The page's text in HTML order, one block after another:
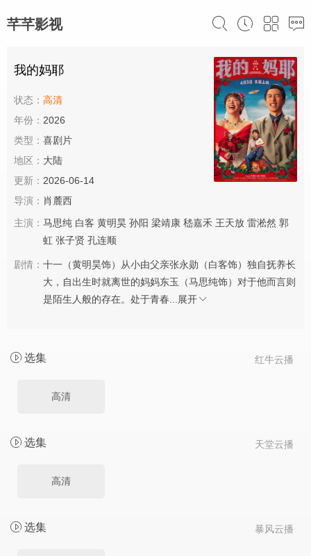
芊芊影视
我的妈耶
状态： 高清
年份： 2026
类型： 喜剧片
地区： 大陆
更新： 2026-06-14
导演： 肖麓西
主演： 马思纯 白客 黄明昊 孙阳 梁靖康 嵇嘉禾 王天放 雷淞然 郭
虹 张子贤 孔连顺
剧情： 十一（黄明昊饰）从小由父亲张永勋（白客饰）独自抚养长
大，自出生时就离世的妈妈东玉（马思纯饰）对于他而言则
是陌生人般的存在。处于青春...
展开
红牛云播
选集
高清
天堂云播
选集
高清
暴风云播
选集